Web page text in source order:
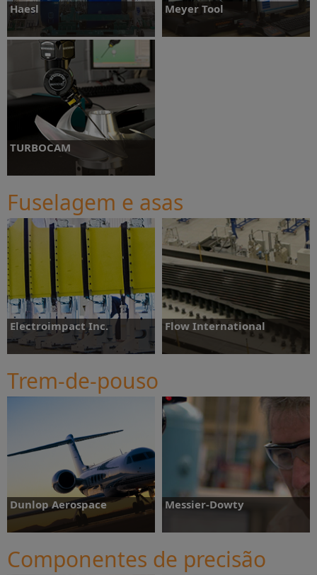
Haesl Meyer Tool
TURBOCAM
Saiba mais
Fuselagem e asas
Electroimpact Inc. Flow International
Saiba mais
Trem-de-pouso
Dunlop Aerospace Messier-Dowty
Componentes de precisão